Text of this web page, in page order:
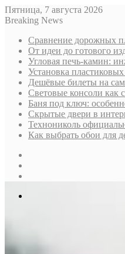
Пятница, 7 августа 2026
Breaking News
Сравнение дорожных
От идеи до готового
Угловая печь-камин:
Установка
Дешёвые билеты на
Световые консоли как
Баня под ключ:
Скрытые двери в
Технониколь
Как выбрать обои для